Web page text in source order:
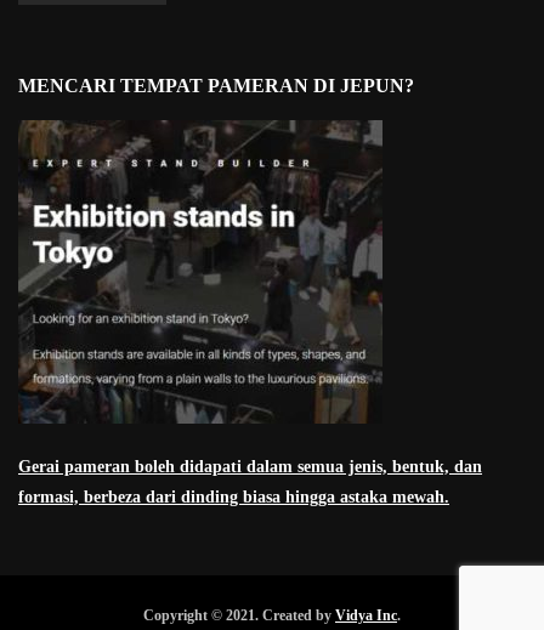
MENCARI TEMPAT PAMERAN DI JEPUN?
Gerai pameran boleh didapati dalam semua jenis, bentuk, dan
formasi, berbeza dari dinding biasa hingga astaka mewah.
Copyright © 2021. Created by Vidya Inc.